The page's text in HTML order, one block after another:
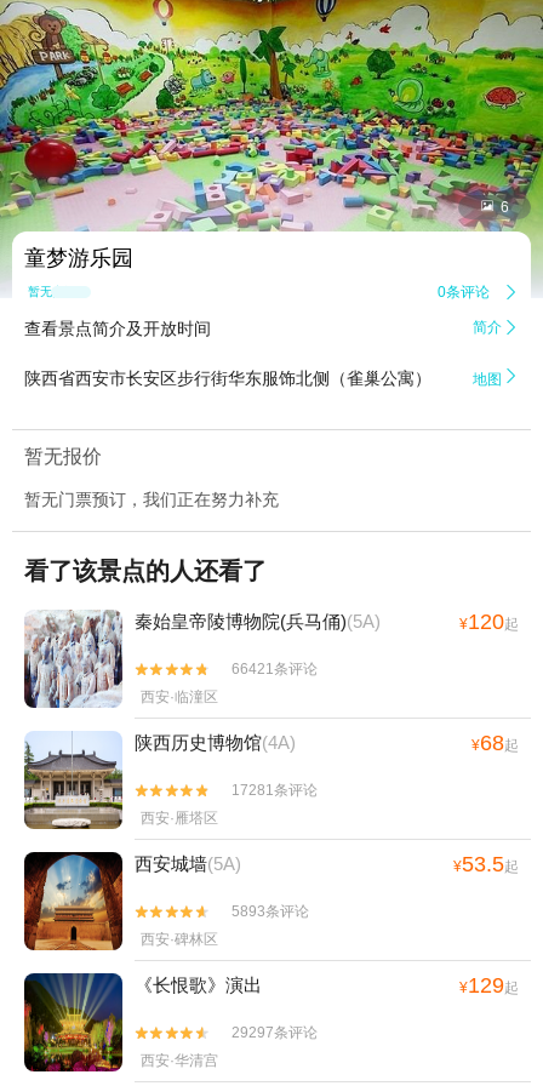
 6
童梦游乐园
暂无点评 0条评论 
查看景点简介及开放时间 简介 
陕西省西安市长安区步行街华东服饰北侧（雀巢公寓） 地图 
暂无报价
暂无门票预订，我们正在努力补充
看了该景点的人还看了
秦始皇帝陵博物院(兵马俑)(5A) ¥120起


66421条评论
西安·临潼区
陕西历史博物馆(4A) ¥68起


17281条评论
西安·雁塔区
西安城墙(5A) ¥53.5起


5893条评论
西安·碑林区
《长恨歌》演出 ¥129起


29297条评论
西安·华清宫
